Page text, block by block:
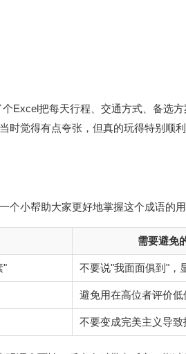
Excel把每天行程、交通方式、备选方
时觉得有点夸张，但真的玩得特别顺
个小帮助大家更好地掌握这个成语的用
需要避免
" 不要说"我面面俱到"，
避免用在高位者评价低
不要变成完美主义导致